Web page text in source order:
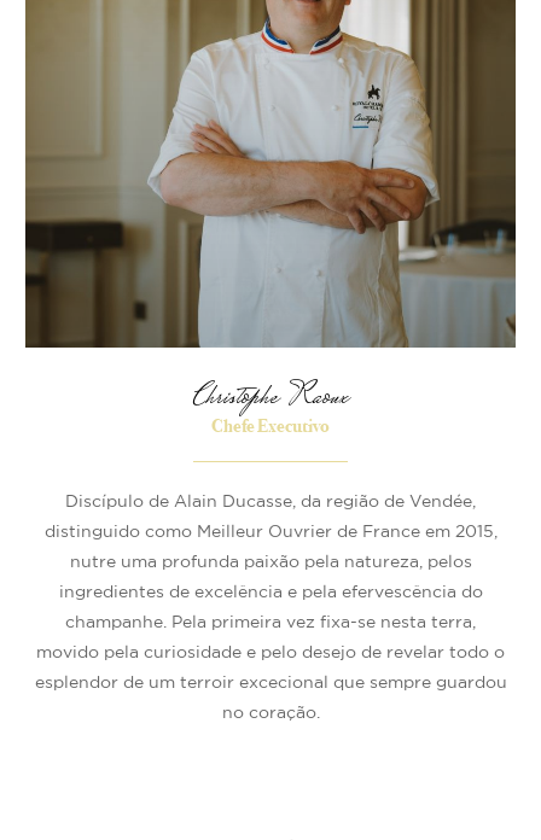
Christophe Raoux
Chefe Executivo
Discípulo de Alain Ducasse, da região de Vendée,
distinguido como Meilleur Ouvrier de France em 2015,
nutre uma profunda paixão pela natureza, pelos
ingredientes de excelência e pela efervescência do
champanhe. Pela primeira vez fixa-se nesta terra,
movido pela curiosidade e pelo desejo de revelar todo o
esplendor de um terroir excecional que sempre guardou
no coração.